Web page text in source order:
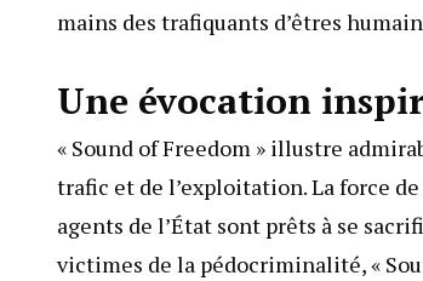
mains des trafiquants d’êtres
Une évocation
« Sound of Freedom » illustre
trafic et de l’exploitation. La force
agents de l’État sont prêts à se
victimes de la pédocriminalité, «